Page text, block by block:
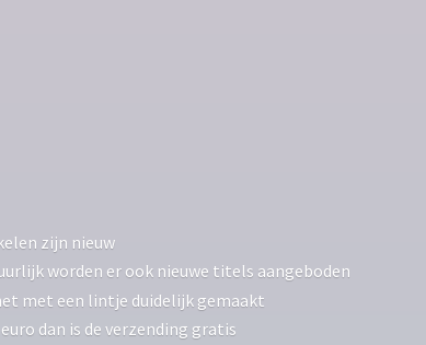
zijn nieuw
worden er ook nieuwe titels aangeboden
met een lintje duidelijk gemaakt
dan is de verzending gratis